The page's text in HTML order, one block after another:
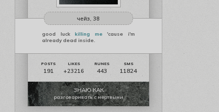
чейз, 38
good luckkilling me 'cause i'm
already dead inside.
191 +23216 443 11824
ЗНАЮ КАК
разговаривать с мертвыми